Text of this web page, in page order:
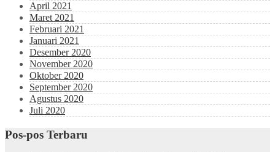
April 2021
Maret 2021
Februari 2021
Januari 2021
Desember 2020
November 2020
Oktober 2020
September 2020
Agustus 2020
Juli 2020
Pos-pos Terbaru